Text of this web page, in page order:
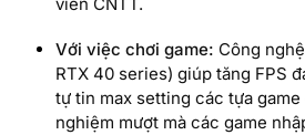
Với việc chơi game: Công
RTX 40 series) giúp tăng FPS
tự tin max setting các tựa
nghiệm mượt mà các game